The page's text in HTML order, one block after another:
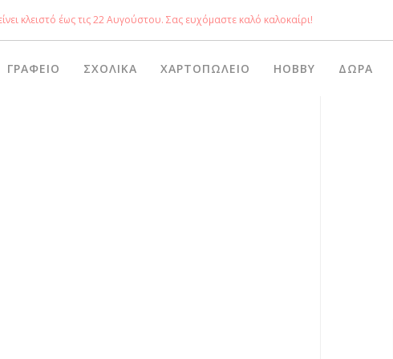
κλειστό έως τις 22 Αυγούστου. Σας ευχόμαστε καλό καλοκαίρι!
ΓΡΑΦΕΊΟ ΣΧΟΛΙΚΆ ΧΑΡΤΟΠΩΛΕΊΟ HOBBY ΔΏΡΑ